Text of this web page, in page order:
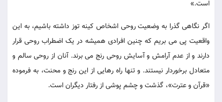
است.»
اگر نگاهی گذرا به وضعیت روحی اشخاص کینه توز داشته باشیم، به این
واقعیت پی می بریم که چنین افرادی همیشه در یک اضطراب روحی قرار
دارند و از عدم آرامش و آسایش روحی رنج می برند. آنان از روحی سالم و
متعادل برخوردار نیستند. و تنها راه رهایی از این رنج و محنت، به فرموده
«قرآن و عترت»، گذشت و چشم پوشی از رفتار دیگران است.